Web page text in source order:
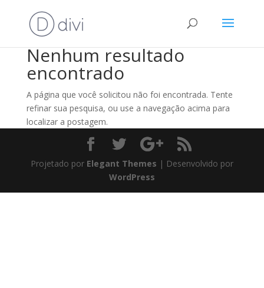
Nenhum resultado
encontrado
A página que você solicitou não foi encontrada. Tente
refinar sua pesquisa, ou use a navegação acima para
localizar a postagem.
Projetado por Elegant Themes | Desenvolvido por
WordPress